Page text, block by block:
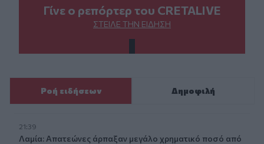
Γίνε ο ρεπόρτερ του CRETALIVE
ΣΤΕΊΛΕ ΤΗΝ ΕΊΔΗΣΗ
Ροή ειδήσεων Δημοφιλή
21:39
Λαμία: Απατεώνες άρπαξαν μεγάλο χρηματικό ποσό από